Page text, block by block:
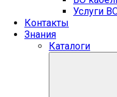
Услуги
Контакты
Знания
Каталоги